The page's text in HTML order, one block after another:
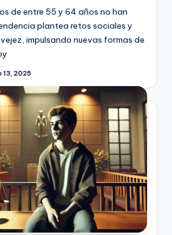
de entre 55 y 64 años no han
plantea retos sociales y
impulsando nuevas formas de
13, 2025